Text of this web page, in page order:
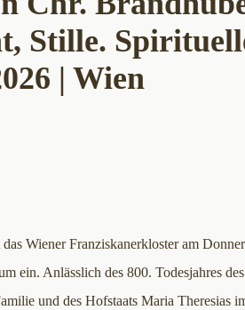
Stille.
| Wien
Wiener Franziskanerkloster am
ein. Anlässlich des 800. Todesjahres
und des Hofstaats Maria Theresias